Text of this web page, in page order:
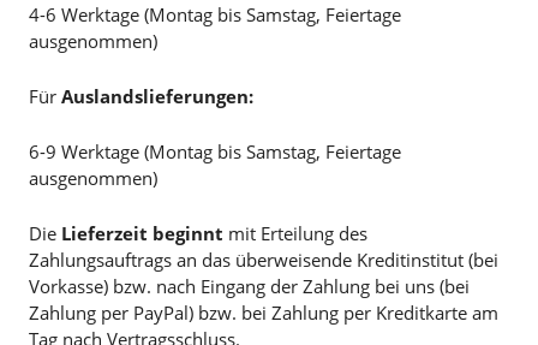
4-6 Werktage (Montag bis Samstag, Feiertage
ausgenommen)
Für Auslandslieferungen:
6-9 Werktage (Montag bis Samstag, Feiertage
ausgenommen)
Die Lieferzeit beginnt mit Erteilung des
Zahlungsauftrags an das überweisende Kreditinstitut (bei
Vorkasse) bzw. nach Eingang der Zahlung bei uns (bei
Zahlung per PayPal) bzw. bei Zahlung per Kreditkarte am
Tag nach Vertragsschluss.